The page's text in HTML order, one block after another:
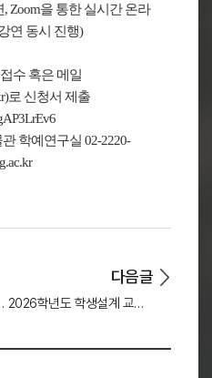
Zoom을 통한 실시간 온라
연 동시 진행)
수 혹은 메일
로 신청서 제출
학예연구실 02-2220-
21 저녁 8시, ZOOM)
다음글
2026학년도 학생설계 교양교과목 공모전 결과 발표